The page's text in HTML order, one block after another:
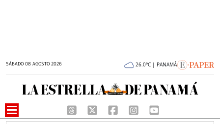
SÁBADO 08 AGOSTO 2026 26.0°C | PANAMÁ